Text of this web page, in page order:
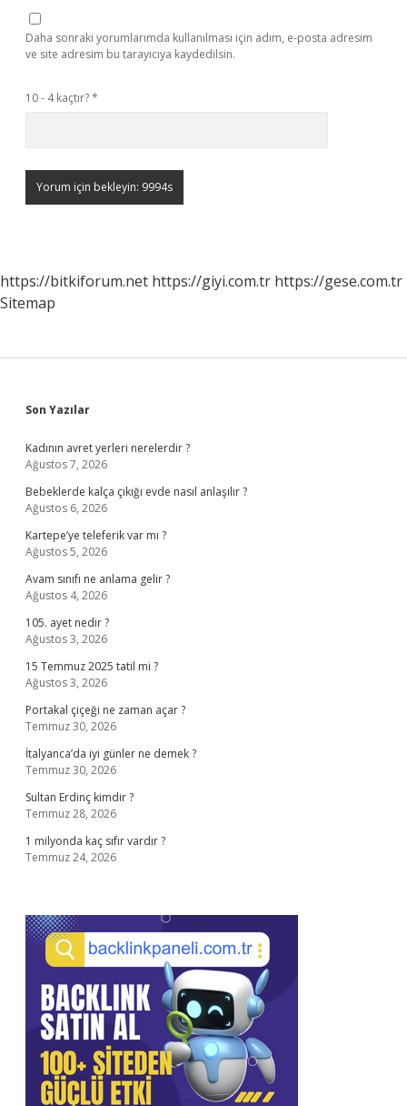
Daha sonraki yorumlarımda kullanılması için adım, e-posta adresim
ve site adresim bu tarayıcıya kaydedilsin.
10 - 4 kaçtır?*
https://bitkiforum.net https://giyi.com.tr https://gese.com.tr
Sitemap
Sidebar
Son Yazılar
Kadının avret yerleri nerelerdir ?
Ağustos 7, 2026
Bebeklerde kalça çıkığı evde nasıl anlaşılır ?
Ağustos 6, 2026
Kartepe’ye teleferik var mı ?
Ağustos 5, 2026
Avam sınıfı ne anlama gelir ?
Ağustos 4, 2026
105. ayet nedir ?
Ağustos 3, 2026
15 Temmuz 2025 tatil mi ?
Ağustos 3, 2026
Portakal çiçeği ne zaman açar ?
Temmuz 30, 2026
İtalyanca’da iyi günler ne demek ?
Temmuz 30, 2026
Sultan Erdinç kimdir ?
Temmuz 28, 2026
1 milyonda kaç sıfır vardır ?
Temmuz 24, 2026